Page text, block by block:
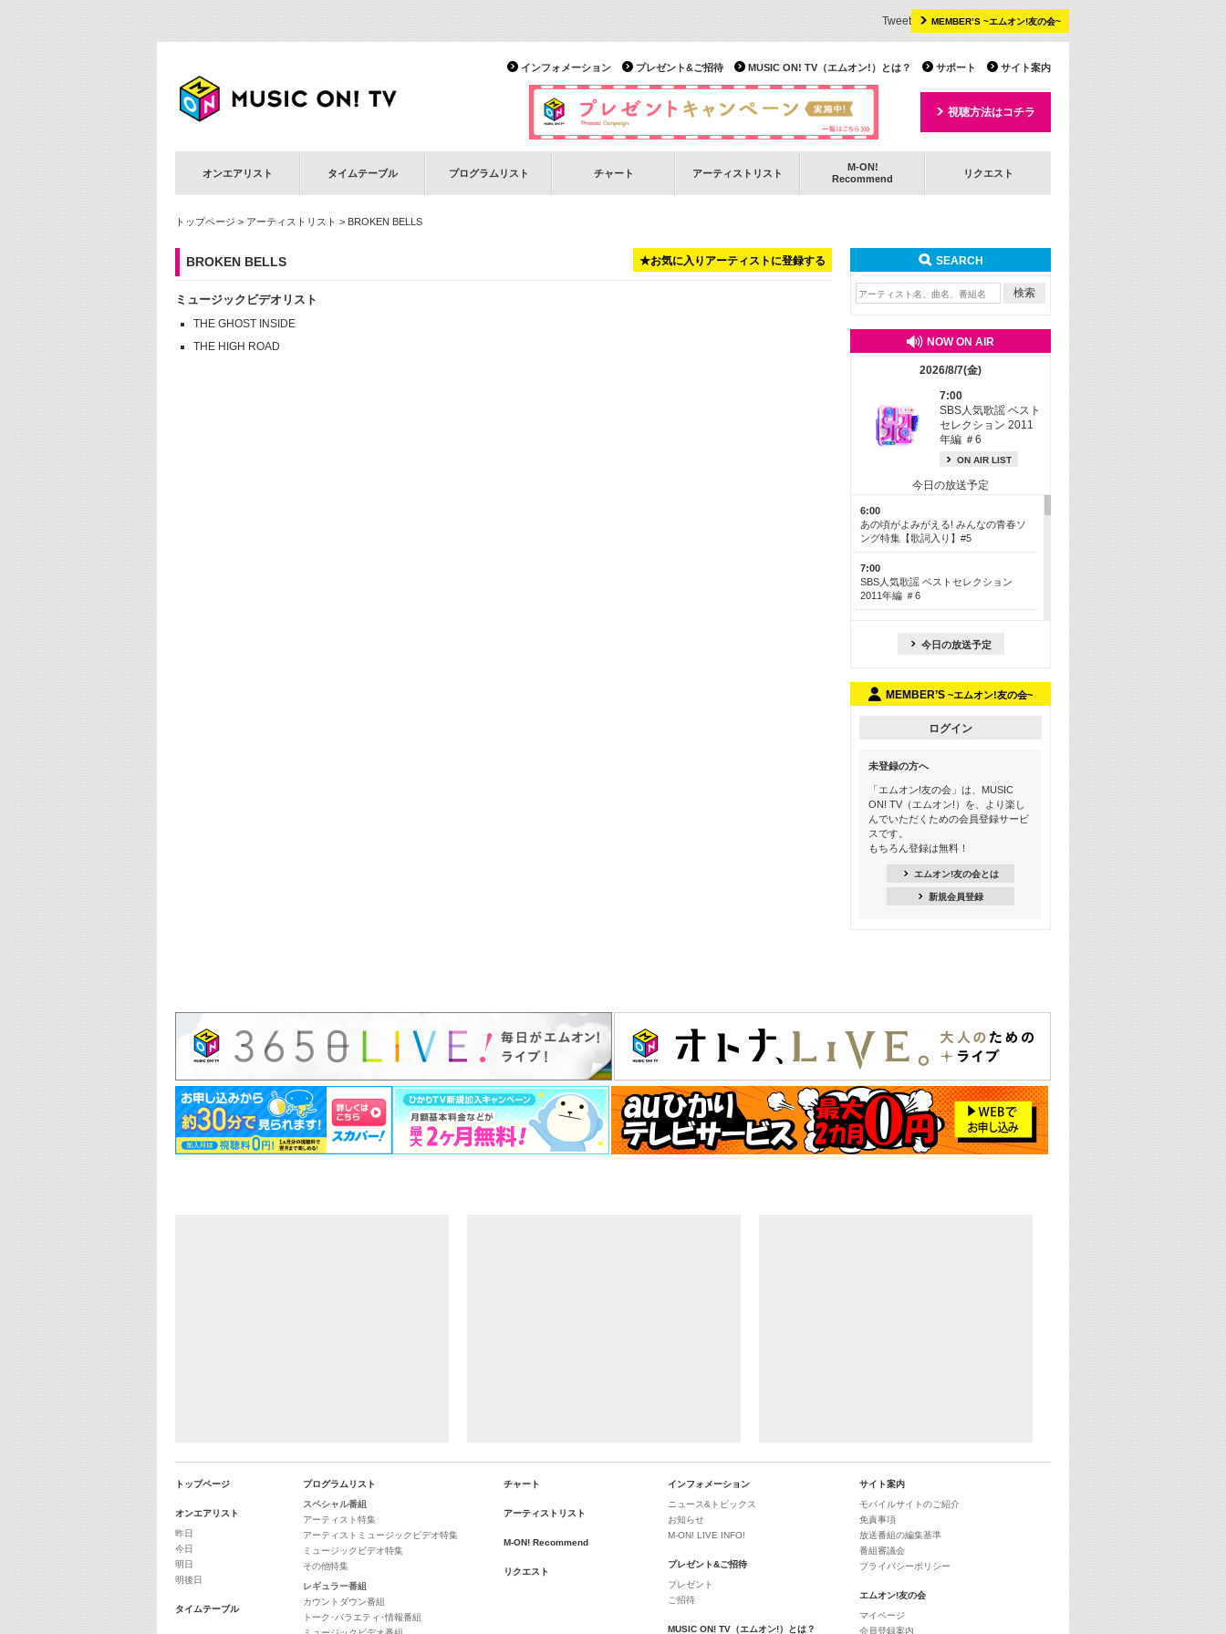
MEMBER’S ~エムオン!友の会~
Tweet
サイト案内
サポート
MUSIC ON! TV（エムオン!）とは？
プレゼント&ご招待
インフォメーション
視聴方法はコチラ
オンエアリスト タイムテーブル プログラムリスト チャート アーティストリスト
M-ON!
Recommend
リクエスト
トップページ > アーティストリスト > BROKEN BELLS
★お気に入りアーティストに登録する
BROKEN BELLS
ミュージックビデオリスト
THE GHOST INSIDE
THE HIGH ROAD
SEARCH
NOW ON AIR
2026/8/7(金)
7:00
SBS人気歌謡 ベスト
セレクション 2011
年編 ＃6
ON AIR LIST
今日の放送予定
6:00
あの頃がよみがえる! みんなの青春ソ
ング特集【歌詞入り】#5
7:00
SBS人気歌謡 ベストセレクション
2011年編 ＃6
今も昔も愛される鉄板カラオケメドレ
ー【歌詞入り】 一挙5時間！
13:30
Apple Music カウントダウン 20
16:30
あのころK-POPヒッツ! 2018→2021年
18:30
M-ON! Countdown K
23:00
SUPER EIGHT特集
24:00
25:00
エムオン! ヒッツ
26:00
今日の放送予定
MEMBER’S ~エムオン!友の会~
ログイン
未登録の方へ
「エムオン!友の会」は、MUSIC
ON! TV（エムオン!）を、より楽し
んでいただくための会員登録サービ
スです。
もちろん登録は無料！
エムオン!友の会とは
新規会員登録
トップページ
オンエアリスト
昨日
今日
明日
明後日
タイムテーブル
プログラムリスト
スペシャル番組
アーティスト特集
アーティストミュージックビデオ特集
ミュージックビデオ特集
その他特集
レギュラー番組
カウントダウン番組
トーク･バラエティ･情報番組
チャート
アーティストリスト
M-ON! Recommend
リクエスト
インフォメーション
ニュース&トピックス
お知らせ
M-ON! LIVE INFO!
プレゼント&ご招待
プレゼント
ご招待
MUSIC ON! TV（エムオン!）とは？
サイト案内
モバイルサイトのご紹介
免責事項
放送番組の編集基準
番組審議会
プライバシーポリシー
エムオン!友の会
マイページ
会員登録案内